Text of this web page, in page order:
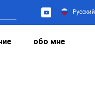
YouTubeРусский
обо мне